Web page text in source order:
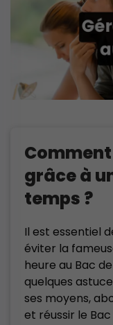
grâce à
temps ?
Il est essentiel
éviter la
heure au Bac
quelques
ses moyens,
et réussir le Bac